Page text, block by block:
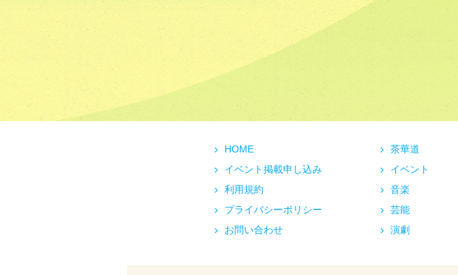
HOME
イベント掲載申し込み
利用規約
プライバシーポリシー
お問い合わせ
茶華道
イベント
音楽
芸能
演劇